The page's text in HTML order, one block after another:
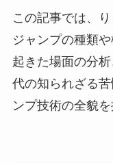
この記事では、
ジャンプの種類
起きた場面の分
代の知られざる
ンプ技術の全貌